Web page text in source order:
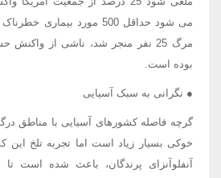
می شود حداقل 500 مورد
مرگ 25 نفر منجر شد، ناشی از
بوده است.
● نگرانی به سبک آسیایی
گرچه فاصله کشورهای آسیایی با مناطق
خوکی بسیار زیاد است اما تجربه تلخ این
آنفلوآنزای پرندگان، باعث شده است